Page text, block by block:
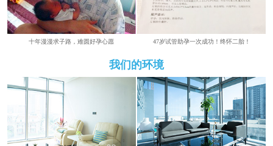
​​十年漫漫求子路，难圆好孕心愿 47岁试管助孕一次成功！终怀二胎！
我们的环境